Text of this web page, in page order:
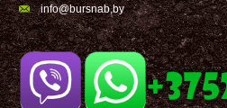
info@bursnab,by